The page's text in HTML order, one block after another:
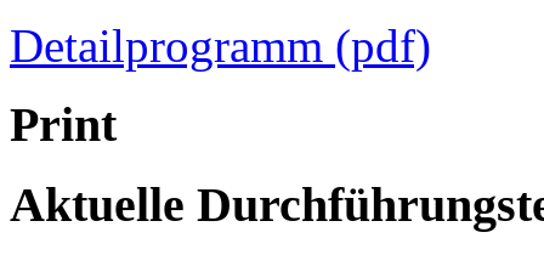
Detailprogramm (pdf)
Print
Aktuelle